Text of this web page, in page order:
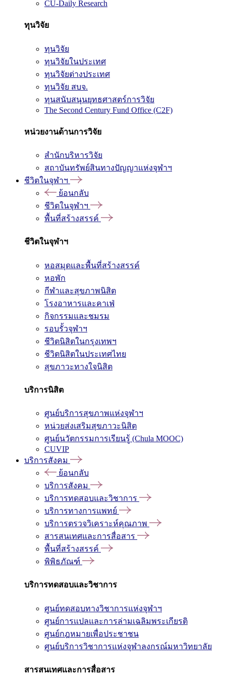
CU-Daily Research
ทุนวิจัย
ทุนวิจัย
ทุนวิจัยในประเทศ
ทุนวิจัยต่างประเทศ
ทุนวิจัย สบจ.
ทุนสนับสนุนยุทธศาสตร์การวิจัย
The Second Century Fund Office (C2F)
หน่วยงานด้านการวิจัย
สำนักบริหารวิจัย
สถาบันทรัพย์สินทางปัญญาแห่งจุฬาฯ
ชีวิตในจุฬาฯ
ย้อนกลับ
ชีวิตในจุฬาฯ
พื้นที่สร้างสรรค์
ชีวิตในจุฬาฯ
หอสมุดและพื้นที่สร้างสรรค์
หอพัก
กีฬาและสุขภาพนิสิต
โรงอาหารและคาเฟ่
กิจกรรมและชมรม
รอบรั้วจุฬาฯ
ชีวิตนิสิตในกรุงเทพฯ
ชีวิตนิสิตในประเทศไทย
สุขภาวะทางใจนิสิต
บริการนิสิต
ศูนย์บริการสุขภาพแห่งจุฬาฯ
หน่วยส่งเสริมสุขภาวะนิสิต
ศูนย์นวัตกรรมการเรียนรู้ (Chula MOOC)
CUVIP
บริการสังคม
ย้อนกลับ
บริการสังคม
บริการทดสอบและวิชาการ
บริการทางการแพทย์
บริการตรวจวิเคราะห์คุณภาพ
สารสนเทศและการสื่อสาร
พื้นที่สร้างสรรค์
พิพิธภัณฑ์
บริการทดสอบและวิชาการ
ศูนย์ทดสอบทางวิชาการแห่งจุฬาฯ
ศูนย์การแปลและการล่ามเฉลิมพระเกียรติ
ศูนย์กฎหมายเพื่อประชาชน
ศูนย์บริการวิชาการแห่งจุฬาลงกรณ์มหาวิทยาลัย
สารสนเทศและการสื่อสาร